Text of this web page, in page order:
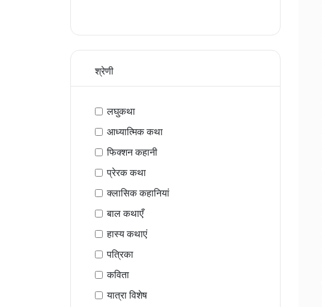
श्रेणी
लघुकथा
आध्यात्मिक कथा
फिक्शन कहानी
प्रेरक कथा
क्लासिक कहानियां
बाल कथाएँ
हास्य कथाएं
पत्रिका
कविता
यात्रा विशेष